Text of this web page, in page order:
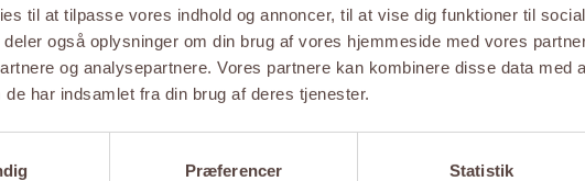
til at tilpasse vores indhold og annoncer, til at vise dig funktioner til
også oplysninger om din brug af vores hjemmeside med vores
og analysepartnere. Vores partnere kan kombinere disse data med
har indsamlet fra din brug af deres tjenester.
Præferencer Statistik